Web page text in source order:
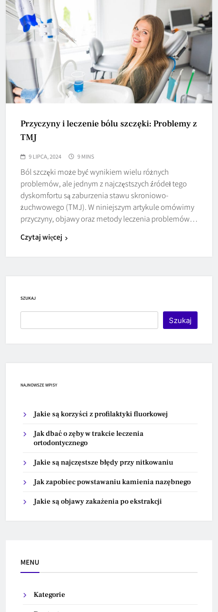
Przyczyny i leczenie bólu szczęki: Problemy z
TMJ
9 LIPCA, 2024 9 MINS
Ból szczęki może być wynikiem wielu różnych
problemów, ale jednym z najczęstszych źródeł tego
dyskomfortu są zaburzenia stawu skroniowo-
żuchwowego (TMJ). W niniejszym artykule omówimy
przyczyny, objawy oraz metody leczenia problemów…
Czytaj więcej
SZUKAJ
Szukaj
NAJNOWSZE WPISY
Jakie są korzyści z profilaktyki fluorkowej
Jak dbać o zęby w trakcie leczenia
ortodontycznego
Jakie są najczęstsze błędy przy nitkowaniu
Jak zapobiec powstawaniu kamienia nazębnego
Jakie są objawy zakażenia po ekstrakcji
MENU
Kategorie